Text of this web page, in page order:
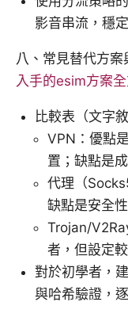
影音串流，穩
八、常見替代方案
入手的esim方案
比較表（文字
VPN：優點
置；缺點是
代理（
缺點是安全
Trojan/
者，但設定
對於初學者，
與哈希驗證，